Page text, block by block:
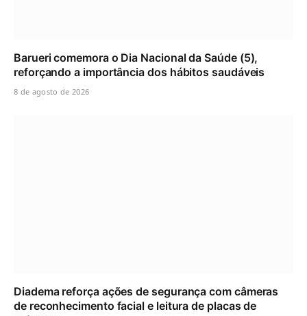
Barueri comemora o Dia Nacional da Saúde (5),
reforçando a importância dos hábitos saudáveis
8 de agosto de 2026
Diadema reforça ações de segurança com câmeras
de reconhecimento facial e leitura de placas de